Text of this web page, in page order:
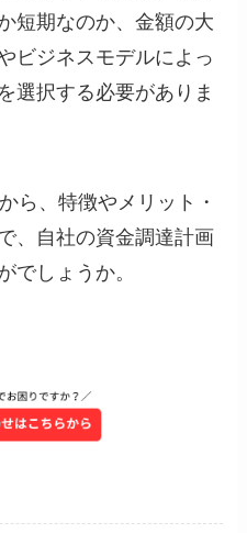
短期なのか、金額の大
ビジネスモデルによっ
選択する必要がありま
ら、特徴やメリット・
、自社の資金調達計画
でしょうか。